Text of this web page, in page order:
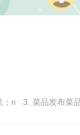
；n 3. 菜品发布菜